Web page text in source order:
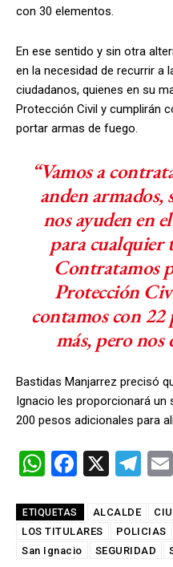
con 30 elementos.
En ese sentido y sin otra
en la necesidad de recurrir a
ciudadanos, quienes en su
Protección Civil y cumplirán
portar armas de fuego.
“Vamos a
anden armados,
nos ayuden en
para cualquier
Contratamos
Protección
contamos con 22
más, pero nos
Bastidas Manjarrez precisó
Ignacio les proporcionará un
200 pesos adicionales para
W
at
s
F
ce
b
X
T
gr
ETIQUETAS ALCALDE
LOS TITULARES
POLICIAS
San Ignacio
SEGURIDAD